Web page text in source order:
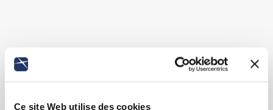
Ce site Web utilise des cookies